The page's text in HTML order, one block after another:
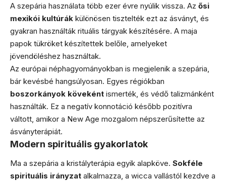
A szepária használata több ezer évre nyúlik vissza. Az ősi
mexikói kultúrák különösen tisztelték ezt az ásványt, és
gyakran használták rituális tárgyak készítésére. A maja
papok tükröket készítettek belőle, amelyeket
jövendöléshez használtak.
Az európai néphagyományokban is megjelenik a szepária,
bár kevésbé hangsúlyosan. Egyes régiókban
boszorkányok köveként ismerték, és védő talizmánként
használták. Ez a negatív konnotáció később pozitívra
váltott, amikor a New Age mozgalom népszerűsítette az
ásványterápiát.
Modern spirituális gyakorlatok
Ma a szepária a kristályterápia egyik alapköve. Sokféle
spirituális irányzat alkalmazza, a wicca vallástól kezdve a